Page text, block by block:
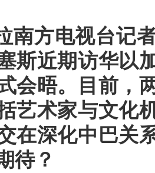
南方电视台记
斯近期访华以
会晤。目前，
艺术家与文化
在深化中巴关
待？